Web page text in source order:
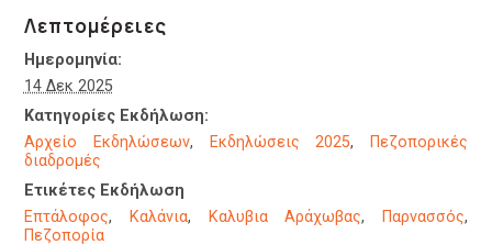
Λεπτομέρειες
Ημερομηνία:
14 Δεκ 2025
Κατηγορίες Εκδήλωση:
Αρχείο Εκδηλώσεων, Εκδηλώσεις 2025,
Πεζοπορικές
διαδρομές
Ετικέτες Εκδήλωση
Επτάλοφος, Καλάνια, Καλυβια Αράχωβας, Παρνασσός,
Πεζοπορία